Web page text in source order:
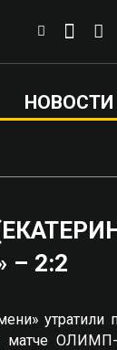
НОВОСТИ
– 2:2
утратили
матче ОЛИМП-